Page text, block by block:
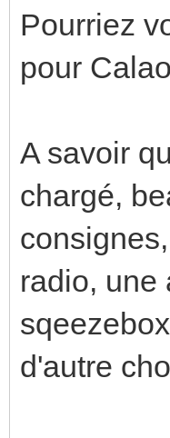
Pourriez
pour
A savoir
chargé,
radio, une
d'autre